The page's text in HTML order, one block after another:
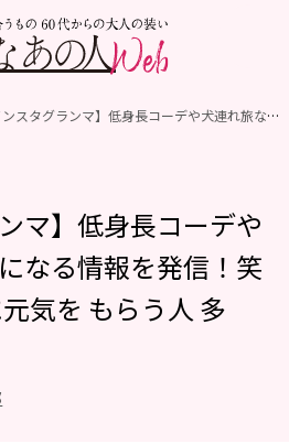
【インスタグランマ】低身長コーデや犬連れ旅など気になる情報を発信！笑顔溢れる投稿に元気をもらう人多数！
マ】低身長コーデや
なる情報を発信！笑
気を もらう人 多